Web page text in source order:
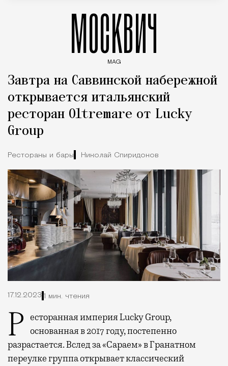
МОСКВИЧ
MAG
Завтра на Саввинской набережной
открывается итальянский
ресторан Oltremare от Lucky
Group
Рестораны и бары Николай Спиридонов
17.12.2023 1 мин. чтения
Ресторанная империя Lucky Group, основанная в 2017 году, постепенно
разрастается. Вслед за «Сараем» в Гранатном
переулке группа открывает классический